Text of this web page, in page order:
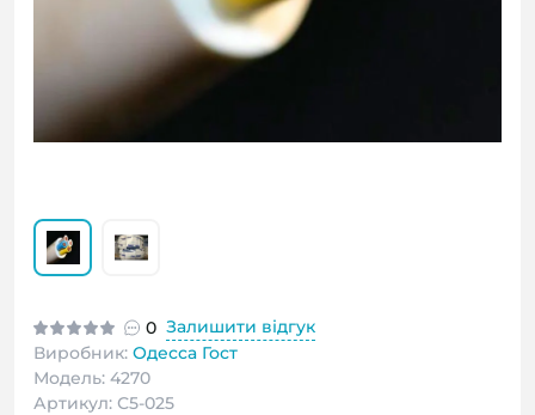
0 Залишити відгук
Виробник: Одесса Гост
Модель: 4270
Артикул: С5-025